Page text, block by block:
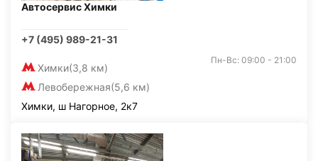
Автосервис Химки
+7 (495) 989-21-31
Химки(3,8 км)
Левобережная(5,6 км)
Пн-Вс: 09:00 - 21:00
Химки, ш Нагорное, 2к7